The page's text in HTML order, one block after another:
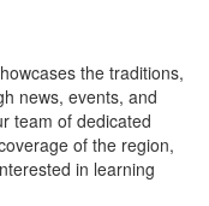
the traditions,
news, events, and
team of dedicated
of the region,
in learning